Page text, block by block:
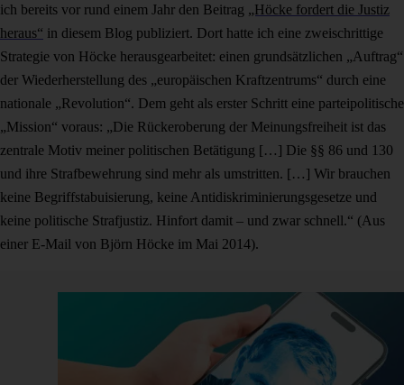
ich bereits vor rund einem Jahr den Beitrag „Höcke fordert die Justiz
heraus“ in diesem Blog publiziert. Dort hatte ich eine zweischrittige
Strategie von Höcke herausgearbeitet: einen grundsätzlichen „Auftrag“
der Wiederherstellung des „europäischen Kraftzentrums“ durch eine
nationale „Revolution“. Dem geht als erster Schritt eine parteipolitische
„Mission“ voraus: „Die Rückeroberung der Meinungsfreiheit ist das
zentrale Motiv meiner politischen Betätigung […] Die §§ 86 und 130
und ihre Strafbewehrung sind mehr als umstritten. […] Wir brauchen
keine Begriffstabuisierung, keine Antidiskriminierungsgesetze und
keine politische Strafjustiz. Hinfort damit – und zwar schnell.“ (Aus
einer E-Mail von Björn Höcke im Mai 2014).